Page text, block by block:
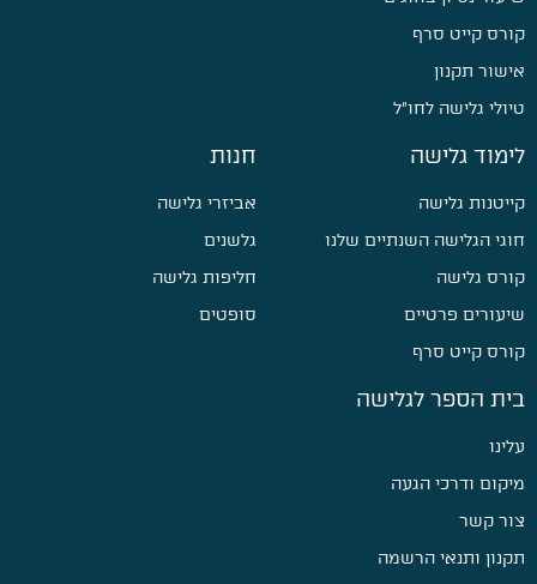
קורס קייט סרף
אישור תקנון
טיולי גלישה לחו״ל
לימוד גלישה
קייטנות גלישה
חוגי הגלישה השנתיים שלנו
קורס גלישה
שיעורים פרטיים
קורס קייט סרף
חנות
אביזרי גלישה
גלשנים
חליפות גלישה
סופטים
בית הספר לגלישה
עלינו
מיקום ודרכי הגעה
צור קשר
תקנון ותנאי הרשמה